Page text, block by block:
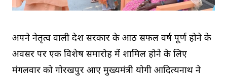
अपने नेतृत्व वाली प्रदेश सरकार के आठ सफल वर्ष पूर्ण होने के
अवसर पर एक विशेष समारोह में शामिल होने के लिए
मंगलवार को गोरखपुर आए मुख्यमंत्री योगी आदित्यनाथ ने